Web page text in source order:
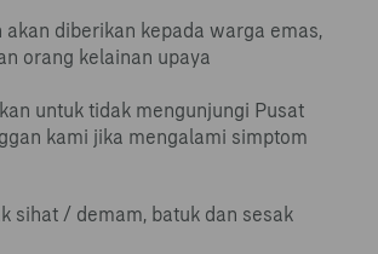
akan diberikan kepada warga emas,
orang kelainan upaya
untuk tidak mengunjungi Pusat
kami jika mengalami simptom
sihat / demam, batuk dan sesak